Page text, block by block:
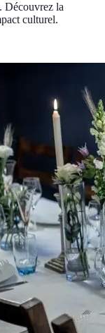
Découvrez la
culturel.